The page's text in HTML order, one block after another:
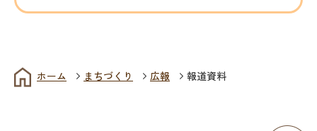
ホーム まちづくり 広報 報道資料